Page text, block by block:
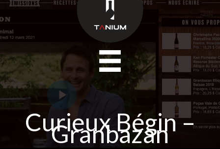
Curieux Bégin –
Granbazan